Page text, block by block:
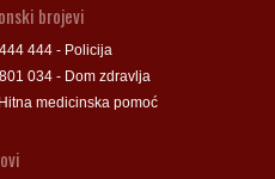
brojevi
444 - Policija
034 - Dom zdravlja
medicinska pomoć